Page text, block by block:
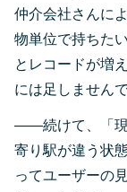
仲介会社さんに
物単位で持ちた
とレコードが増
には足しませんで
――続けて、「現
寄り駅が違う状
ってユーザーの